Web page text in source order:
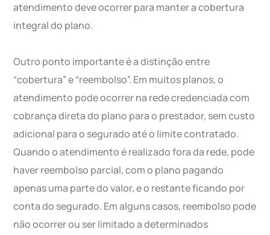
atendimento deve ocorrer para manter a cobertura
integral do plano.
Outro ponto importante é a distinção entre
“cobertura” e “reembolso”. Em muitos planos, o
atendimento pode ocorrer na rede credenciada com
cobrança direta do plano para o prestador, sem custo
adicional para o segurado até o limite contratado.
Quando o atendimento é realizado fora da rede, pode
haver reembolso parcial, com o plano pagando
apenas uma parte do valor, e o restante ficando por
conta do segurado. Em alguns casos, reembolso pode
não ocorrer ou ser limitado a determinados